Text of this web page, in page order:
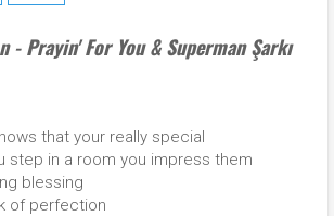
- Prayin' For You & Superman Şarkı
that your really special
step in a room you impress them
blessing
of perfection